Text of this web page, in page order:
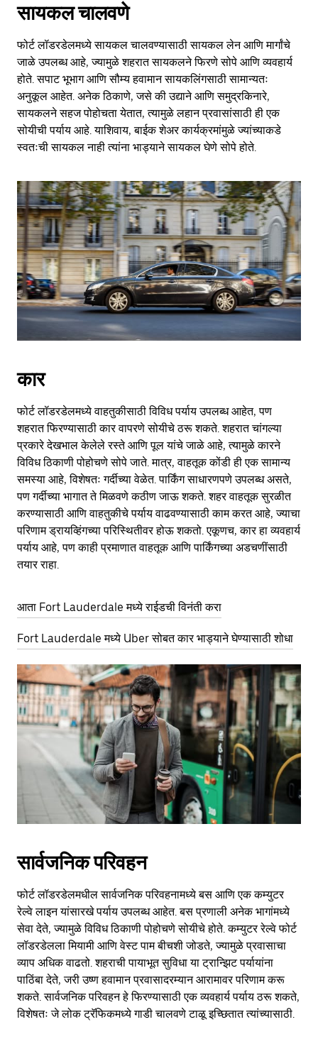
सायकल चालवणे
फोर्ट लॉडरडेलमध्ये सायकल चालवण्यासाठी सायकल लेन आणि मार्गांचे
जाळे उपलब्ध आहे, ज्यामुळे शहरात सायकलने फिरणे सोपे आणि व्यवहार्य
होते. सपाट भूभाग आणि सौम्य हवामान सायकलिंगसाठी सामान्यतः
अनुकूल आहेत. अनेक ठिकाणे, जसे की उद्याने आणि समुद्रकिनारे,
सायकलने सहज पोहोचता येतात, त्यामुळे लहान प्रवासांसाठी ही एक
सोयीची पर्याय आहे. याशिवाय, बाईक शेअर कार्यक्रमांमुळे ज्यांच्याकडे
स्वतःची सायकल नाही त्यांना भाड्याने सायकल घेणे सोपे होते.
कार
फोर्ट लॉडरडेलमध्ये वाहतुकीसाठी विविध पर्याय उपलब्ध आहेत, पण
शहरात फिरण्यासाठी कार वापरणे सोयीचे ठरू शकते. शहरात चांगल्या
प्रकारे देखभाल केलेले रस्ते आणि पूल यांचे जाळे आहे, त्यामुळे कारने
विविध ठिकाणी पोहोचणे सोपे जाते. मात्र, वाहतूक कोंडी ही एक सामान्य
समस्या आहे, विशेषतः गर्दीच्या वेळेत. पार्किंग साधारणपणे उपलब्ध असते,
पण गर्दीच्या भागात ते मिळवणे कठीण जाऊ शकते. शहर वाहतूक सुरळीत
करण्यासाठी आणि वाहतुकीचे पर्याय वाढवण्यासाठी काम करत आहे, ज्याचा
परिणाम ड्रायव्हिंगच्या परिस्थितीवर होऊ शकतो. एकूणच, कार हा व्यवहार्य
पर्याय आहे, पण काही प्रमाणात वाहतूक आणि पार्किंगच्या अडचणींसाठी
तयार राहा.
आता Fort Lauderdale मध्ये राईडची विनंती करा
Fort Lauderdale मध्ये Uber सोबत कार भाड्याने घेण्यासाठी शोधा
सार्वजनिक परिवहन
फोर्ट लॉडरडेलमधील सार्वजनिक परिवहनामध्ये बस आणि एक कम्युटर
रेल्वे लाइन यांसारखे पर्याय उपलब्ध आहेत. बस प्रणाली अनेक भागांमध्ये
सेवा देते, ज्यामुळे विविध ठिकाणी पोहोचणे सोयीचे होते. कम्युटर रेल्वे फोर्ट
लॉडरडेलला मियामी आणि वेस्ट पाम बीचशी जोडते, ज्यामुळे प्रवासाचा
व्याप अधिक वाढतो. शहराची पायाभूत सुविधा या ट्रान्झिट पर्यायांना
पाठिंबा देते, जरी उष्ण हवामान प्रवासादरम्यान आरामावर परिणाम करू
शकते. सार्वजनिक परिवहन हे फिरण्यासाठी एक व्यवहार्य पर्याय ठरू शकते,
विशेषतः जे लोक ट्रॅफिकमध्ये गाडी चालवणे टाळू इच्छितात त्यांच्यासाठी.